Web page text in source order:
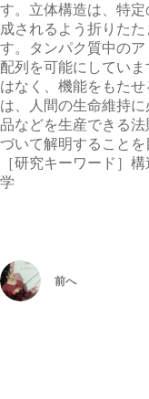
す。立体構造は、特
成されるよう折りた
す。タンパク質中の
配列を可能にしてい
はなく、機能をもた
は、人間の生命維持
品などを生産できる
づいて解明することを
［研究キーワード］
学
前へ